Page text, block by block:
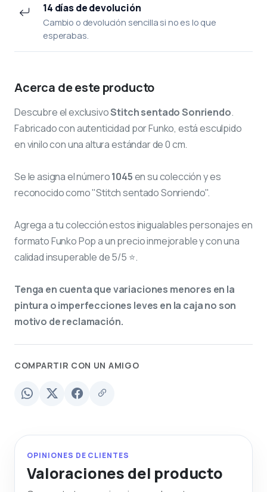
14 días de devolución
Cambio o devolución sencilla si no es lo que
esperabas.
Acerca de este producto
Descubre el exclusivoStitch sentado Sonriendo.
Fabricado con autenticidad por Funko, está esculpido
en vinilo con una altura estándar de 0 cm.
Se le asigna el número1045en su colección y es
reconocido como "Stitch sentado Sonriendo".
Agrega a tu colección estos inigualables personajes en
formato Funko Pop a un precio inmejorable y con una
calidad insuperable de 5/5 ⭐.
Tenga en cuenta que variaciones menores en la
pintura o imperfecciones leves en la caja no son
motivo de reclamación.
COMPARTIR CON UN AMIGO
OPINIONES DE CLIENTES
Valoraciones del producto